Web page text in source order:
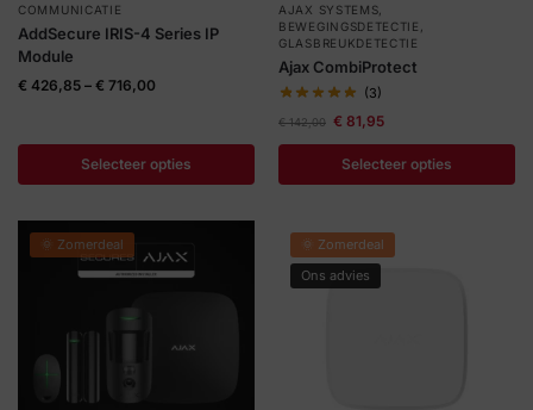
COMMUNICATIE
AddSecure IRIS-4 Series IP
Module
€ 426,85 – € 716,00
Selecteer opties
AJAX SYSTEMS
BEWEGINGSDETECTIE
GLASBREUKDETECTIE
Ajax CombiProtect
(3)
€142,00 € 81,95
Selecteer opties
🌞 Zomerdeal
🌞 Zomerdeal
Ons advies